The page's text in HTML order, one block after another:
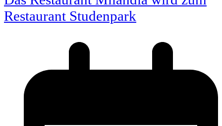
Restaurant Studenpark